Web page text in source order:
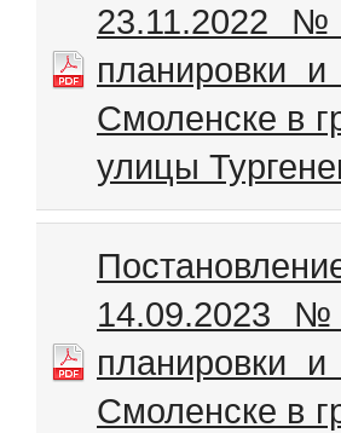
23.11.2022
планировки
Смоленске в
улицы
14.09.2023
планировки
Смоленске в